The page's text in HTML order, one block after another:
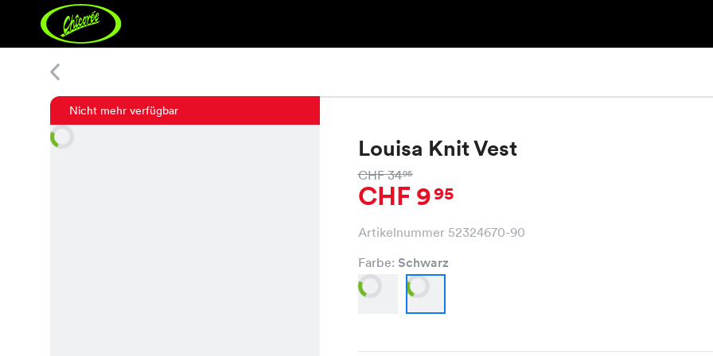
Nicht mehr verfügbar
Louisa Knit Vest
CHF 3495
CHF 995
Artikelnummer 52324670-90
Farbe: Schwarz